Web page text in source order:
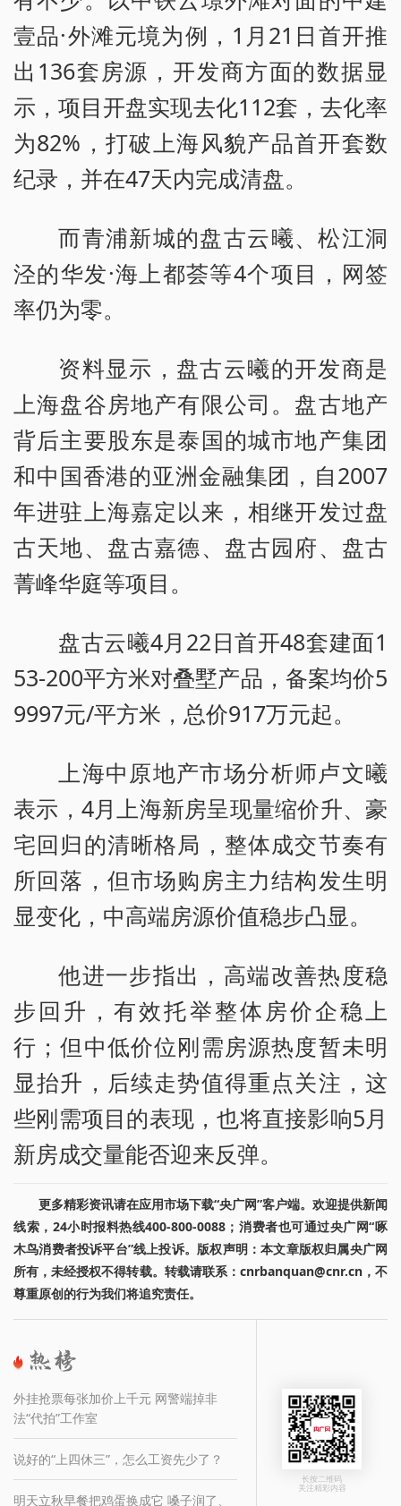
壹品·外滩元境为例，1月21日首开推
出136套房源，开发商方面的数据显
示，项目开盘实现去化112套，去化率
为82%，打破上海风貌产品首开套数
纪录，并在47天内完成清盘。
而青浦新城的盘古云曦、松江洞
泾的华发·海上都荟等4个项目，网签
率仍为零。
资料显示，盘古云曦的开发商是
上海盘谷房地产有限公司。盘古地产
背后主要股东是泰国的城市地产集团
和中国香港的亚洲金融集团，自2007
年进驻上海嘉定以来，相继开发过盘
古天地、盘古嘉德、盘古园府、盘古
菁峰华庭等项目。
盘古云曦4月22日首开48套建面1
53-200平方米对叠墅产品，备案均价5
9997元/平方米，总价917万元起。
上海中原地产市场分析师卢文曦
表示，4月上海新房呈现量缩价升、豪
宅回归的清晰格局，整体成交节奏有
所回落，但市场购房主力结构发生明
显变化，中高端房源价值稳步凸显。
他进一步指出，高端改善热度稳
步回升，有效托举整体房价企稳上
行；但中低价位刚需房源热度暂未明
显抬升，后续走势值得重点关注，这
些刚需项目的表现，也将直接影响5月
新房成交量能否迎来反弹。
更多精彩资讯请在应用市场下载“央广网”客户端。欢迎提供新闻
线索，24小时报料热线400-800-0088；消费者也可通过央广网“啄
木鸟消费者投诉平台”线上投诉。版权声明：本文章版权归属央广网
所有，未经授权不得转载。转载请联系：cnrbanquan@cnr.cn，不
尊重原创的行为我们将追究责任。
外挂抢票每张加价上千元 网警端掉非
法“代拍”工作室
说好的“上四休三”，怎么工资先少了？
明天立秋早餐把鸡蛋换成它 嗓子润了、
长按二维码
关注精彩内容